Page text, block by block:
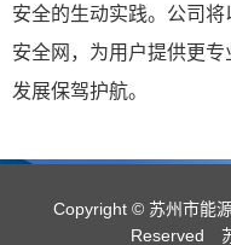
安全的生动实践。公司
安全网，为用户提供更
发展保驾护航。
Copyright © 苏州市能
Reserved